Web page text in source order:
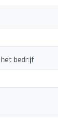
bedrijf